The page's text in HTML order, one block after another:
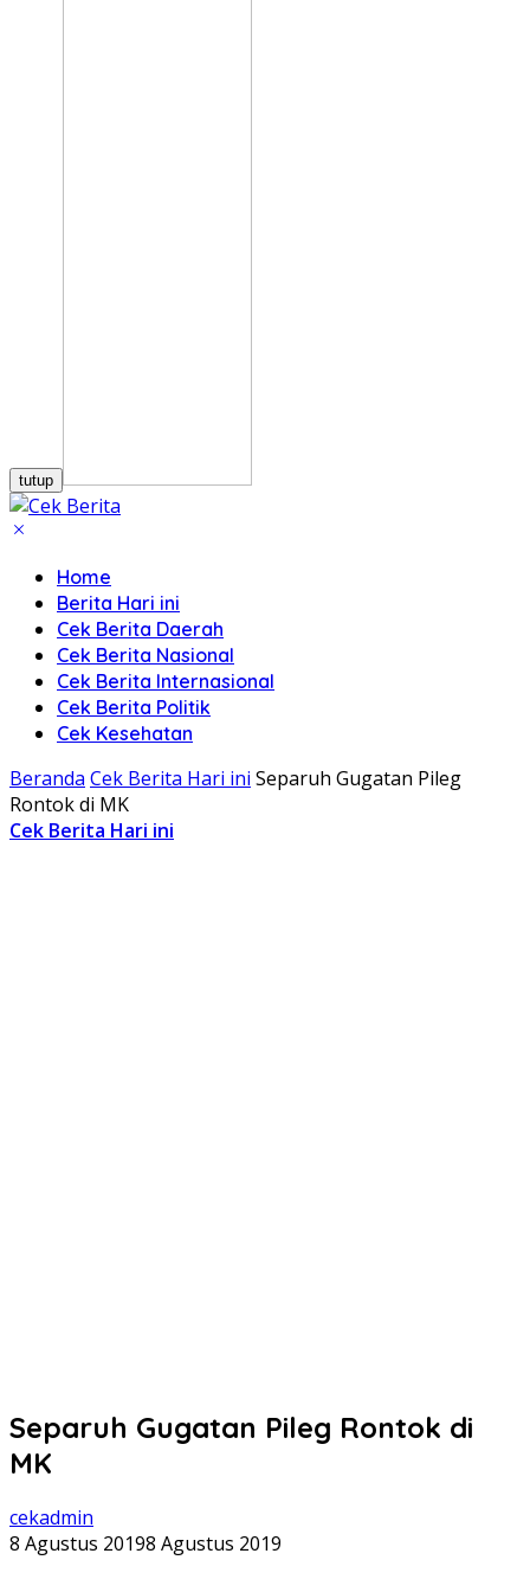
tutup
Home
Berita Hari ini
Cek Berita Daerah
Cek Berita Nasional
Cek Berita Internasional
Cek Berita Politik
Cek Kesehatan
Beranda Cek Berita Hari ini Separuh Gugatan Pileg
Rontok di MK
Cek Berita Hari ini
Separuh Gugatan Pileg Rontok di
MK
cekadmin
8 Agustus 20198 Agustus 2019